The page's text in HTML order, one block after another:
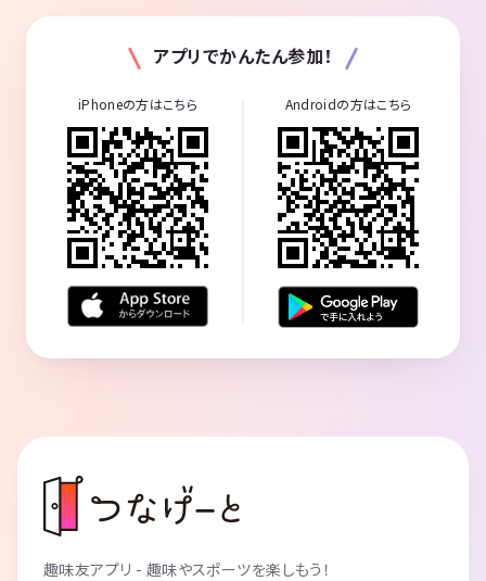
アプリでかんたん参加！
iPhoneの方はこちら Androidの方はこちら
趣味友アプリ - 趣味やスポーツを楽しもう！